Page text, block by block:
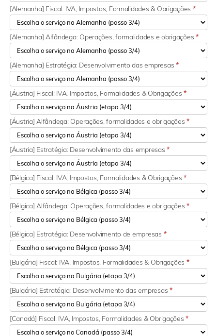
[Alemanha] Fiscal: IVA, Impostos, Formalidades & Obrigações *
[Alemanha] Alfândega: Operações, formalidades e obrigações*
[Alemanha] Estratégia: Desenvolvimento das empresas *
[Áustria] Fiscal: IVA, Impostos, Formalidades & Obrigações*
[Áustria] Alfândega: Operações, formalidades e obrigações*
[Áustria] Estratégia: Desenvolvimento das empresas*
[Bélgica] Fiscal: IVA, Impostos, Formalidades & Obrigações*
[Bélgica] Alfândega: Operações, formalidades e obrigações*
[Bélgica] Estratégia: Desenvolvimento de empresas *
[Bulgária] Fiscal: IVA, Impostos, Formalidades & Obrigações *
[Bulgária] Estratégia: Desenvolvimento das empresas *
[Canadá] Fiscal: IVA, Impostos, Formalidades & Obrigações*